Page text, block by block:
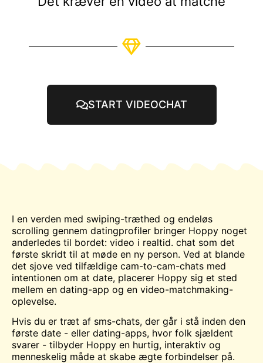
START VIDEOCHAT
I en verden med swiping-træthed og endeløs
scrolling gennem datingprofiler bringer Hoppy noget
anderledes til bordet: video i realtid. chat som det
første skridt til at møde en ny person. Ved at blande
det sjove ved tilfældige cam-to-cam-chats med
intentionen om at date, placerer Hoppy sig et sted
mellem en dating-app og en video-matchmaking-
oplevelse.
Hvis du er træt af sms-chats, der går i stå inden den
første date - eller dating-apps, hvor folk sjældent
svarer - tilbyder Hoppy en hurtig, interaktiv og
menneskelig måde at skabe ægte forbindelser på.